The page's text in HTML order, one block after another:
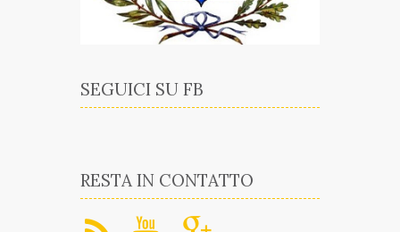
SEGUICI SU FB
RESTA IN CONTATTO